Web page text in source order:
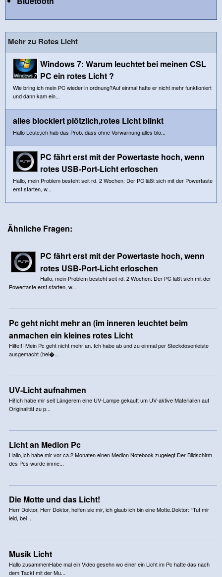
Mehr zu Rotes Licht
Windows 7: Warum leuchtet bei meinen CSL
PC ein rotes Licht ?
Wie bring ich mein PC wieder in ordnung?Auf einmal hatte er nicht mehr funktioniert
und dann kam ein...
alles blockiert plötzlich,rotes Licht blinkt
Hallo Leute,ich hab das Prob.,dass ohne Vorwarnung alles blo...
PC fährt erst mit der Powertaste hoch, wenn
rotes USB-Port-Licht erloschen
Hallo, mein Problem besteht seit rd. 2 Wochen: Der PC läßt sich mit der Powertaste
erst starten, w...
Ähnliche Fragen:
PC fährt erst mit der Powertaste hoch, wenn
rotes USB-Port-Licht erloschen
Hallo, mein Problem besteht seit rd. 2 Wochen: Der PC läßt sich mit der
Powertaste erst starten, w...
Pc geht nicht mehr an (im inneren leuchtet beim
anmachen ein kleines rotes Licht
Hilfe!!! Mein Pc geht nicht mehr an. Ich habe ab und zu einmal per Steckdosenleiste
ausgemacht (hei�...
UV-Licht aufnahmen
Hi!Ich habe mir seit Längerem eine UV-Lampe gekauft um UV-aktive Materialien auf
Originalität zu p...
Licht an Medion Pc
Hallo,Ich habe mir vor ca.2 Monaten einen Medion Notebook zugelegt.Der Bildschirm
des Pcs wurde imme...
Die Motte und das Licht!
Herr Doktor, Herr Doktor, helfen sie mir, ich glaub ich bin eine Motte.Doktor: “Tut mir
leid, bei ...
Musik Licht
Hallo zusammenHabe mal ein Video gesehn wo einer ein Licht im Pc hatte das nach
dem Tackt mit der Mu...